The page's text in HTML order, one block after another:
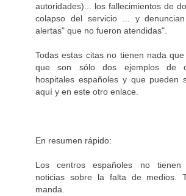
autoridades)... los fallecimientos de
colapso del servicio ... y
alertas" que no fueron atendidas".
Todas estas citas no tienen nada
que son sólo dos ejemplos de
hospitales españoles y que pueden
aquí y en este otro enlace.
En resumen rápido:
Los centros españoles no tienen
noticias sobre la falta de medios.
manda.